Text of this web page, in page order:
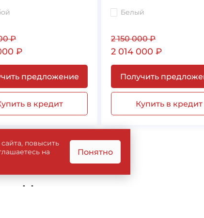
₽
₽
предложение
в кредит
Белый
2 150 000₽
2 014 000 ₽
Получить
Купить в кредит
Новости и акции
повысить
на
Понятно